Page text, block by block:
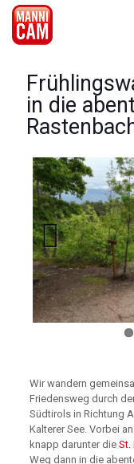
in die
Previous
Wir wandern
Friedensweg durch
Südtirols in Richtung
Kalterer See. Vorbei
knapp darunter die St.
Weg dann in die